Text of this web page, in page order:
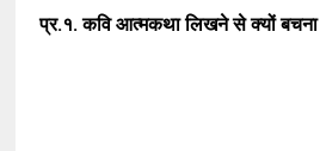
प्र.१. कवि आत्मकथा लिखने से क्यों बचना